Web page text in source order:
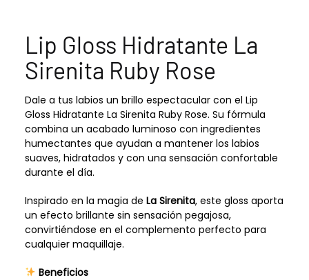
Lip Gloss Hidratante La
Sirenita Ruby Rose
Dale a tus labios un brillo espectacular con el Lip
Gloss Hidratante La Sirenita Ruby Rose. Su fórmula
combina un acabado luminoso con ingredientes
humectantes que ayudan a mantener los labios
suaves, hidratados y con una sensación confortable
durante el día.
Inspirado en la magia de La Sirenita, este gloss aporta
un efecto brillante sin sensación pegajosa,
convirtiéndose en el complemento perfecto para
cualquier maquillaje.
Beneficios